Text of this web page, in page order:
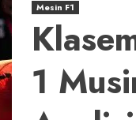
Mesin F1
1